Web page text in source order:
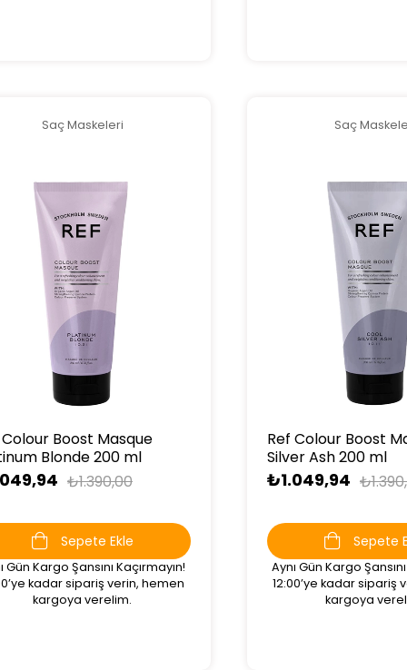
Saç Maskeleri
Boost Masque
Blonde 200 ml
₺1.390,00
Sepete Ekle
Gün Kargo Şansını Kaçırmayın!
kadar sipariş verin, hemen
kargoya verelim.
Saç
Ref Colour Boost
Silver Ash 200 ml
₺1.049,94
Sepete
Aynı Gün Kargo
12:00’ye kadar sipariş
kargoya